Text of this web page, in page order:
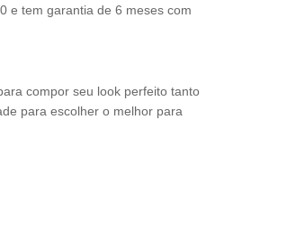
e tem garantia de 6 meses com
compor seu look perfeito tanto
para escolher o melhor para